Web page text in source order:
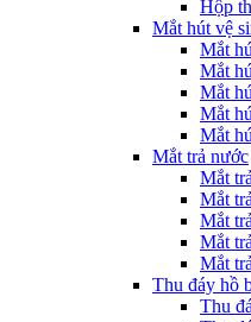
Hộp
Mắt hút vệ
Mắt
Mắt
Mắt
Mắt
Mắt
Mắt trả nước
Mắt
Mắt
Mắt
Mắt
Mắt
Thu đáy hồ
Thu